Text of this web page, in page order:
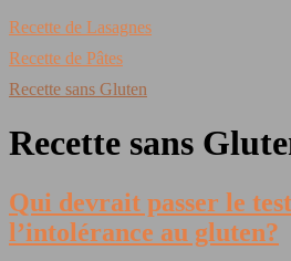
Recette de Lasagnes
Recette de Pâtes
Recette sans Gluten
Recette sans
Qui devrait passer le
l’intolérance au gluten?